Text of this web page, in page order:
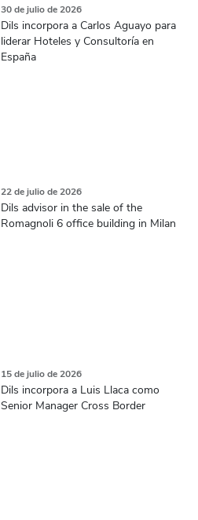
30 de julio de 2026
Dils incorpora a Carlos Aguayo para
liderar Hoteles y Consultoría en
España
22 de julio de 2026
Dils advisor in the sale of the
Romagnoli 6 office building in Milan
15 de julio de 2026
Dils incorpora a Luis Llaca como
Senior Manager Cross Border